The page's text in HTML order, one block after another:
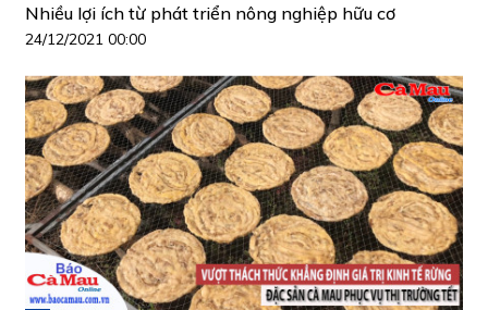
Nhiều lợi ích từ phát triển nông nghiệp hữu cơ
24/12/2021 00:00